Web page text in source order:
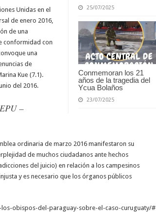
25/07/2025
Conmemoran los 21
años de la tragedia del
Ycua Bolaños
23/07/2025
Unidas en el
de enero 2016,
de una
conformidad con
una
de
Kue (7.1).
del 2016.
–
ordinaria de marzo 2016 manifestaron su
de muchos ciudadanos ante hechos
del juicio) en relación a los campesinos
y es necesario que los órganos públicos
obispos-del-paraguay-sobre-el-caso-curuguaty/#